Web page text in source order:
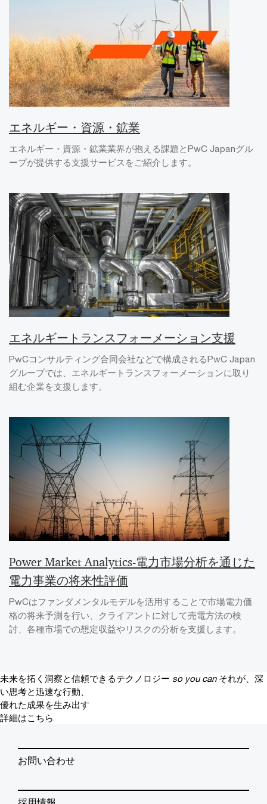
エネルギー・資源・鉱業
エネルギー・資源・鉱業業界が抱える課題とPwC Japanグル
ープが提供する支援サービスをご紹介します。
エネルギートランスフォーメーション支援
PwCコンサルティング合同会社などで構成されるPwC Japan
グループでは、エネルギートランスフォーメーションに取り
組む企業を支援します。
Power Market Analytics-電力市場分析を通じた
電力事業の将来性評価
PwCはファンダメンタルモデルを活用することで市場電力価
格の将来予測を行い、クライアントに対して売電方法の検
討、各種市場での想定収益やリスクの分析を支援します。
未来を拓く洞察と信頼できるテクノロジー so you can それが、深
い思考と迅速な行動、
優れた成果を生み出す
詳細はこちら
お問い合わせ